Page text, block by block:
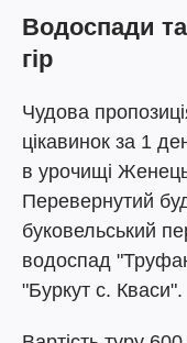
Водоспади
гір
Чудова
цікавинок за 1
в урочищі
Перевернутий
буковельський
водоспад
"Буркут с. Кваси".